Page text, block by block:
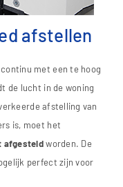
afstellen
met een te hoog
de lucht in de woning
afstelling van
is, moet het
afgesteldworden. De
perfect zijn voor